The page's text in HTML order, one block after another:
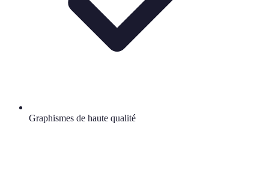
Graphismes de haute qualité